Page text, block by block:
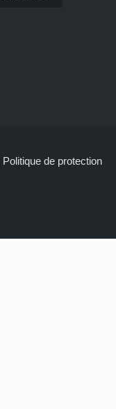
Politique de protection